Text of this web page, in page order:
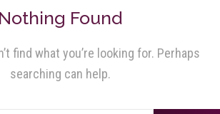
Nothing Found
find what you’re looking for. Perhaps
searching can help.